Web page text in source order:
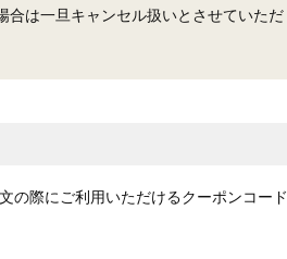
合は一旦キャンセル扱いとさせていただ
の際にご利用いただけるクーポンコード